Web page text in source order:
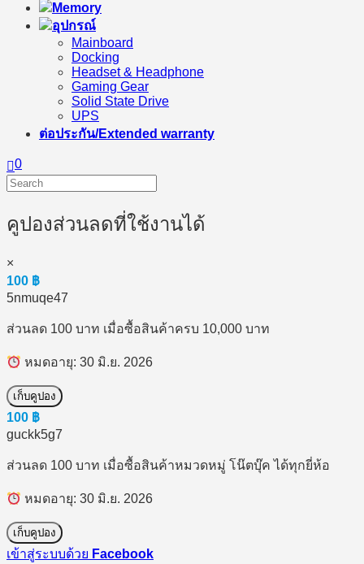
Memory
อุปกรณ์
Mainboard
Docking
Headset & Headphone
Gaming Gear
Solid State Drive
UPS
ต่อประกัน/Extended warranty
0
คูปองส่วนลดที่ใช้งานได้
×
100 ฿
5nmuqe47
ส่วนลด 100 บาท เมื่อซื้อสินค้าครบ 10,000 บาท
หมดอายุ: 30 มิ.ย. 2026
เก็บคูปอง
100 ฿
guckk5g7
ส่วนลด 100 บาท เมื่อซื้อสินค้าหมวดหมู่ โน๊ตบุ๊ค ได้ทุกยี่ห้อ
หมดอายุ: 30 มิ.ย. 2026
เก็บคูปอง
เข้าสู่ระบบด้วย Facebook